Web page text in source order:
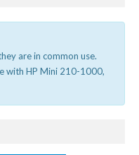
are in common use.
with HP Mini 210-1000,